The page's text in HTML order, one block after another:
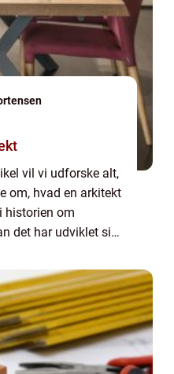
vil vi udforske alt,
om, hvad en arkitekt
historien om
det har udviklet sig
bygnin...